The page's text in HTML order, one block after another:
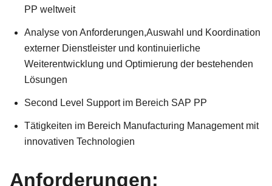
PP weltweit
Analyse von Anforderungen,Auswahl und Koordination
externer Dienstleister und kontinuierliche
Weiterentwicklung und Optimierung der bestehenden
Lösungen
Second Level Support im Bereich SAP PP
Tätigkeiten im Bereich Manufacturing Management mit
innovativen Technologien
Anforderungen: